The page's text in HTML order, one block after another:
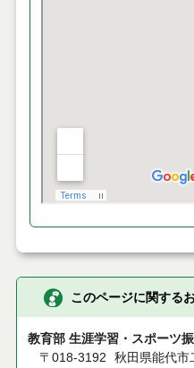
このページに関する
教育部 生涯学習・スポーツ
〒018-3192
秋田県能代市